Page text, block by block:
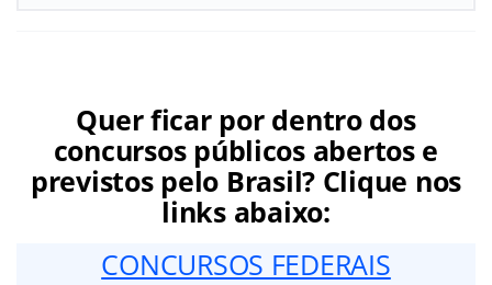
Quer ficar por dentro dos
concursos públicos abertos e
previstos pelo Brasil? Clique nos
links abaixo:
CONCURSOS FEDERAIS